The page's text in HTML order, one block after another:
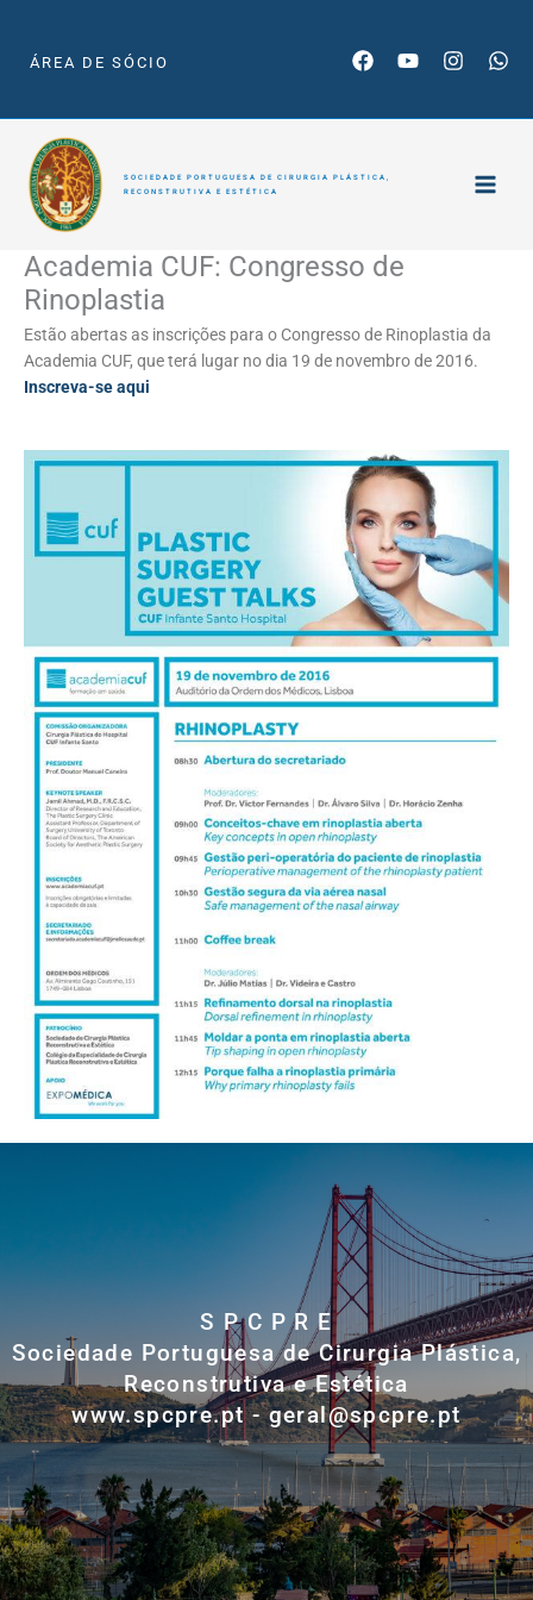
contentÁREA DE SÓCIO
SOCIEDADE PORTUGUESA DE CIRURGIA PLÁSTICA,
RECONSTRUTIVA E ESTÉTICA
Academia CUF: Congresso de
Rinoplastia
Estão abertas as inscrições para o Congresso de Rinoplastia da
Academia CUF, que terá lugar no dia 19 de novembro de 2016.
Inscreva-se aqui
S P C P R E
Sociedade Portuguesa de Cirurgia Plástica,
Reconstrutiva e Estética
www.spcpre.pt - geral@spcpre.pt